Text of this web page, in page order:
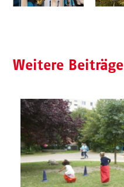
Weitere Beiträge